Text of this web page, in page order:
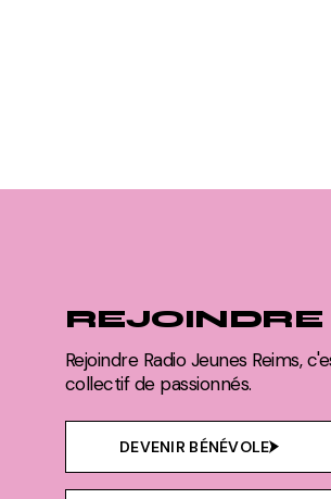
REJOINDRE
Rejoindre Radio Jeunes Reims,
collectif de passionnés.
DEVENIR BÉNÉVOLE